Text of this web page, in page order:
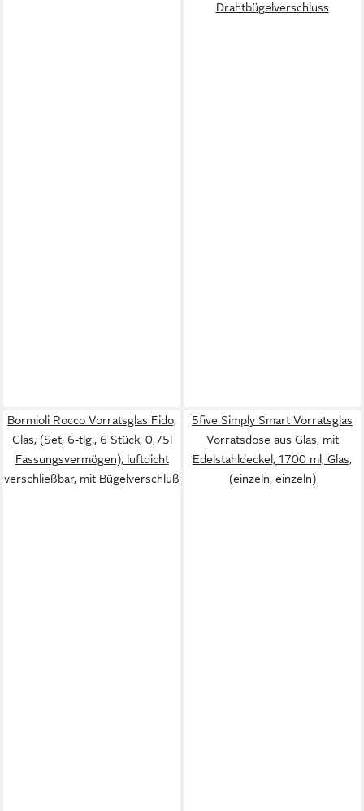
Drahtbügelverschluss
Bormioli Rocco Vorratsglas Fido,
Glas, (Set, 6-tlg., 6 Stück, 0,75l
Fassungsvermögen), luftdicht
verschließbar, mit Bügelverschluß
5five Simply Smart Vorratsglas
Vorratsdose aus Glas, mit
Edelstahldeckel, 1700 ml, Glas,
(einzeln, einzeln)